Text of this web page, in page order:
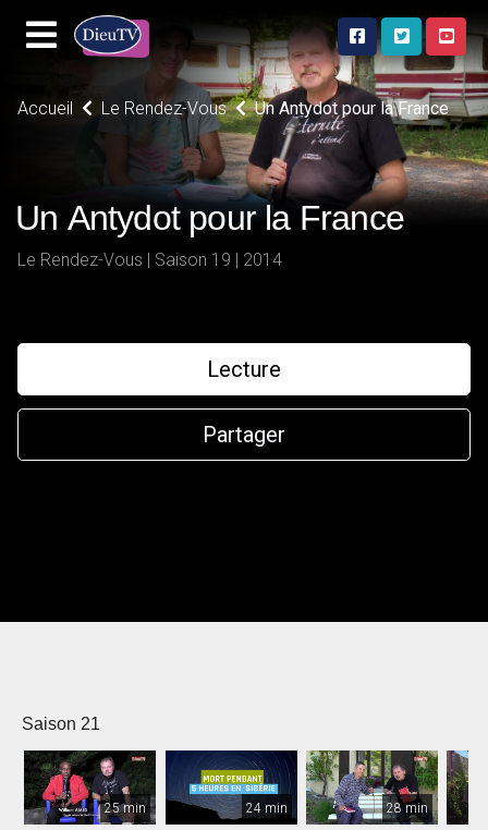
Accueil Le Rendez-Vous Un Antydot pour la France
Un Antydot pour la France
Le Rendez-Vous | Saison 19 | 2014
Lecture
Partager
Saison 21
25 min 24 min 28 min